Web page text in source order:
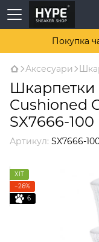
Покупка
Аксесуари
Шкарпетки
Cushioned
SX7666-100
Артикул: SX7666-
ХІТ
−26%
6